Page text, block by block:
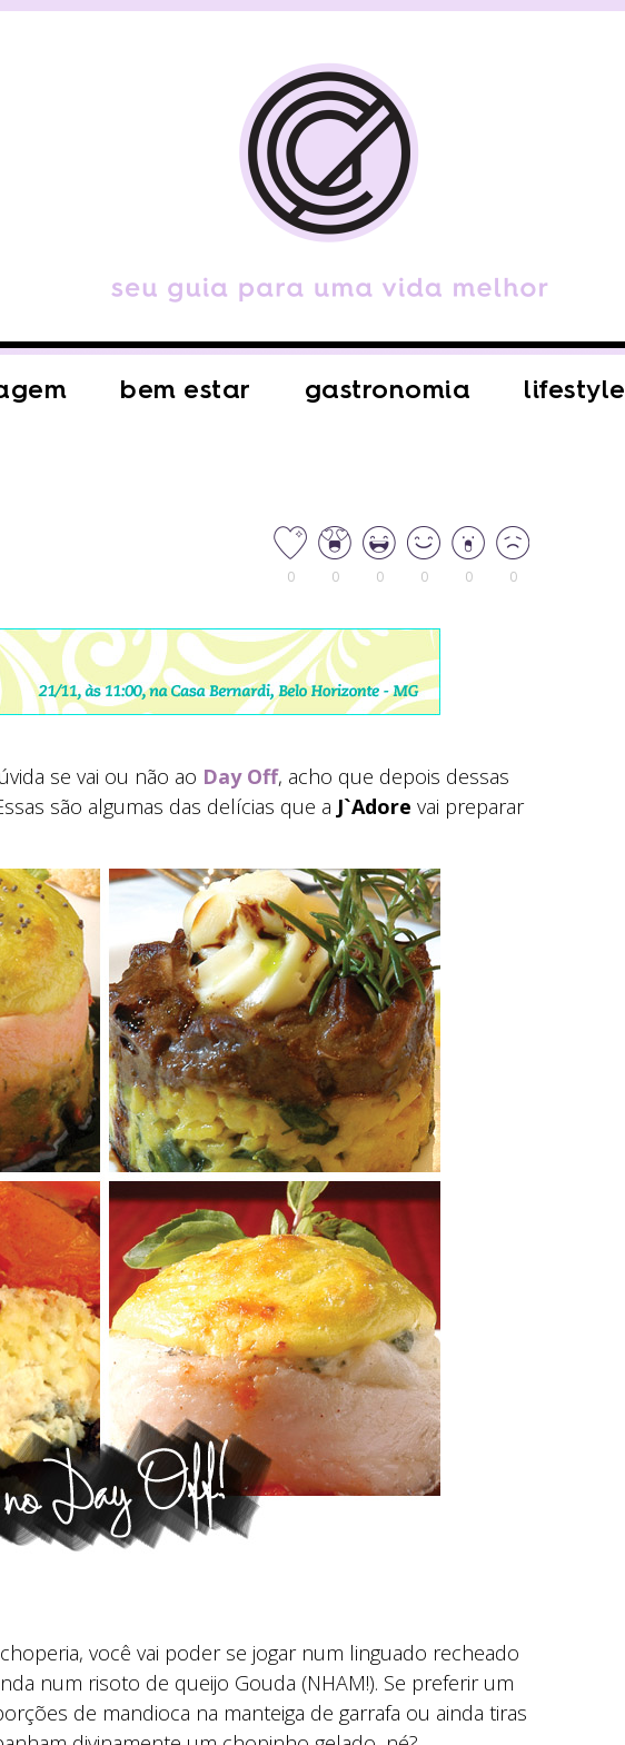
bem estar gastronomia lifestyle
0 0 0 0 0 0
se vai ou não ao Day Off, acho que depois dessas
são algumas das delícias que a J`Adore vai preparar
você vai poder se jogar num linguado recheado
num risoto de queijo Gouda (NHAM!). Se preferir um
de mandioca na manteiga de garrafa ou ainda tiras